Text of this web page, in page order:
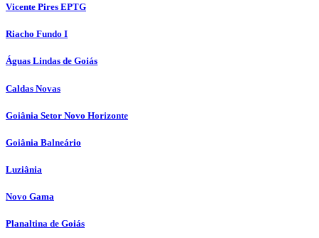
Vicente Pires EPTG
Riacho Fundo I
Águas Lindas de Goiás
Caldas Novas
Goiânia Setor Novo Horizonte
Goiânia Balneário
Luziânia
Novo Gama
Planaltina de Goiás